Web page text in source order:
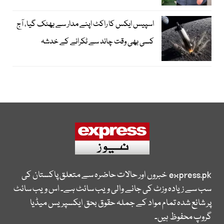
اسپیس ایکس کا راکٹ اپنے مدار سے بھٹک گیا، آج
کسی بھی وقت چاند سے ٹکرانے کے خدشہ
express.pkخبروں اور حالات حاضرہ سے متعلق پاکستان کی
سب سے زیادہ وزٹ کی جانے والی ویب سائٹ ہے۔ اس ویب سائٹ
پر شائع شدہ تمام مواد کے جملہ حقوق بحق ایکسپریس میڈیا
گروپ محفوظ ہیں۔